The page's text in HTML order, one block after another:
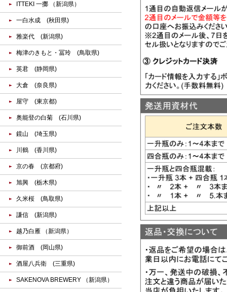
ITTEKI 一擲 （新潟県）
一白水成 (秋田県)
雅楽代 (新潟県)
梅津のきもと・冨玲 (鳥取県)
英君 (静岡県)
大倉 (奈良県)
屋守 (東京都)
奥能登の白菊 (石川県)
鏡山 (埼玉県)
川鶴 (香川県)
京の春 (京都府)
旭興 (栃木県)
久米桜 (鳥取県)
謙信 (新潟県)
越乃白雁 （新潟県）
御前酒 (岡山県)
酒屋八兵衛 (三重県)
SAKENOVA BREWERY （新潟県）